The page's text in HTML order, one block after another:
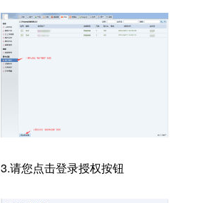
3.请您点击登录授权按钮